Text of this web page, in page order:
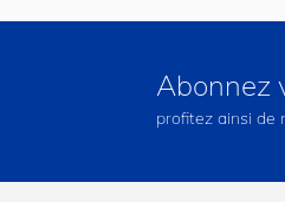
Abonnez
profitez ainsi de